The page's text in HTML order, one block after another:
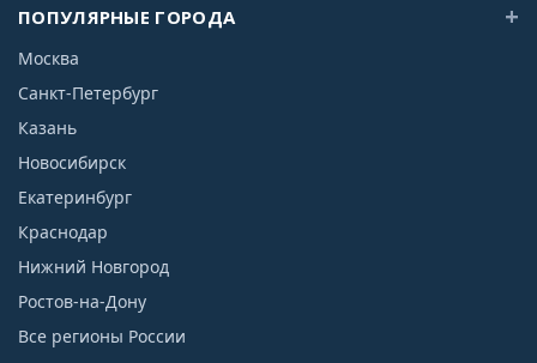
ПОПУЛЯРНЫЕ ГОРОДА
Москва
Санкт-Петербург
Казань
Новосибирск
Екатеринбург
Краснодар
Нижний Новгород
Ростов-на-Дону
Все регионы России